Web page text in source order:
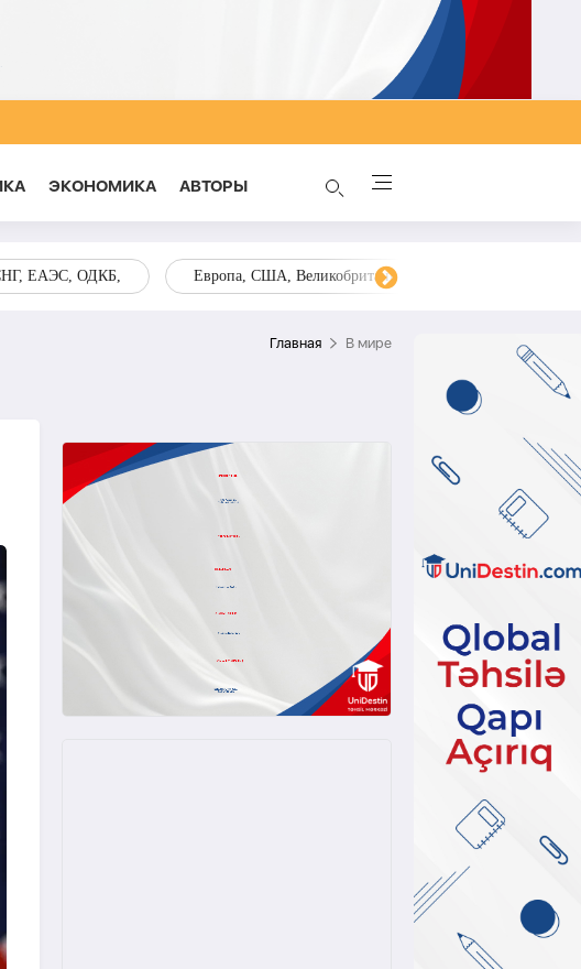
ЭКОНОМИКА AВТОРЫ
ЕАЭС, ОДКБ, Европа, США, Великобритания, Украина, Запад,
Главная В мире